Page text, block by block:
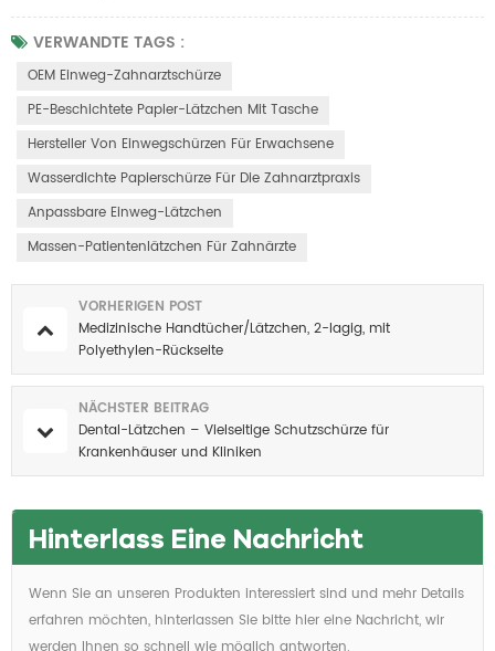
VERWANDTE TAGS :
OEM Einweg-Zahnarztschürze
PE-Beschichtete Papier-Lätzchen Mit Tasche
Hersteller Von Einwegschürzen Für Erwachsene
Wasserdichte Papierschürze Für Die Zahnarztpraxis
Anpassbare Einweg-Lätzchen
Massen-Patientenlätzchen Für Zahnärzte
VORHERIGEN POST
Medizinische Handtücher/Lätzchen, 2-lagig, mit
Polyethylen-Rückseite
NÄCHSTER BEITRAG
Dental-Lätzchen – Vielseitige Schutzschürze für
Krankenhäuser und Kliniken
Hinterlass Eine Nachricht
Wenn Sie an unseren Produkten interessiert sind und mehr Details
erfahren möchten, hinterlassen Sie bitte hier eine Nachricht, wir
werden Ihnen so schnell wie möglich antworten.